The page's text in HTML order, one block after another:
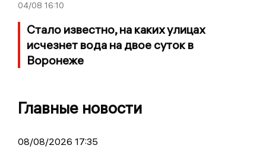
04/08 16:10
Стало известно, на каких улицах
исчезнет вода на двое суток в
Воронеже
Главные новости
08/08/2026 17:35